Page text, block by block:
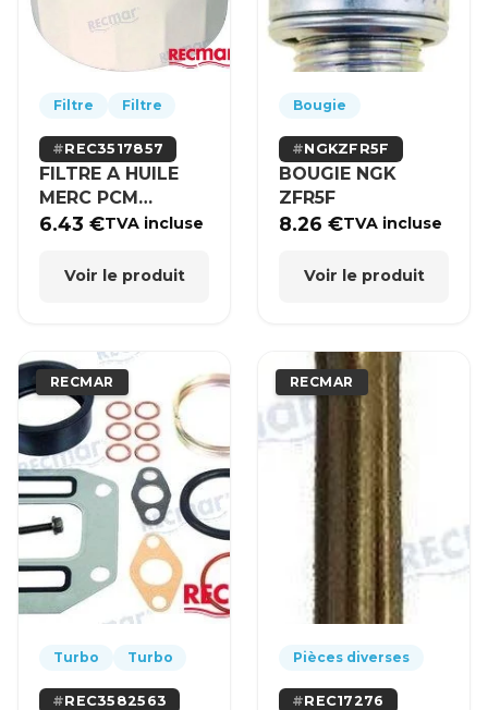
Filtre Filtre
REC3517857
FILTRE A HUILE
MERC PCM
VOLVO OMC
6.43€TVA incluse
Voir le produit
Bougie
NGKZFR5F
BOUGIE NGK
ZFR5F
8.26€TVA incluse
Voir le produit
RECMAR
Turbo Turbo
REC3582563
RECMAR
Pièces diverses
REC17276